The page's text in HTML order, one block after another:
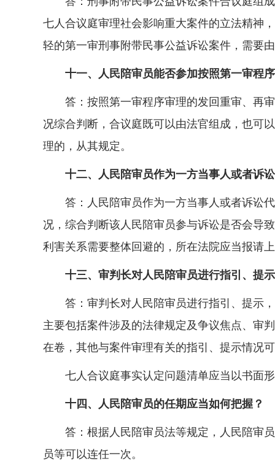
七人合议庭审理社会影响重大案件的立法精神
轻的第一审刑事附带民事公益诉讼案件，需要
十一、人民陪审员能否参加按照第一审程序
答：按照第一审程序审理的发回重审、再审
况综合判断，合议庭既可以由法官组成，也可
理的，从其规定。
十二、人民陪审员作为一方当事人或者诉讼
答：人民陪审员作为一方当事人或者诉讼代
况，综合判断该人民陪审员参与诉讼是否会导
利害关系需要整体回避的，所在法院应当报请
十三、审判长对人民陪审员进行指引、提示
答：审判长对人民陪审员进行指引、提示，
主要包括案件涉及的法律规定及争议焦点、审
在卷，其他与案件审理有关的指引、提示情况
七人合议庭事实认定问题清单应当以书面形
十四、人民陪审员的任期应当如何把握？
答：根据人民陪审员法等规定，人民陪审员
员等可以连任一次。